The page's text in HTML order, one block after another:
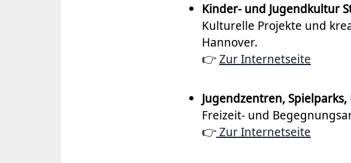
Kinder- und Jugendkultur
Kulturelle Projekte und
Hannover.
👉Zur Internetseite
Jugendzentren,
Freizeit- und
👉Zur Internetseite